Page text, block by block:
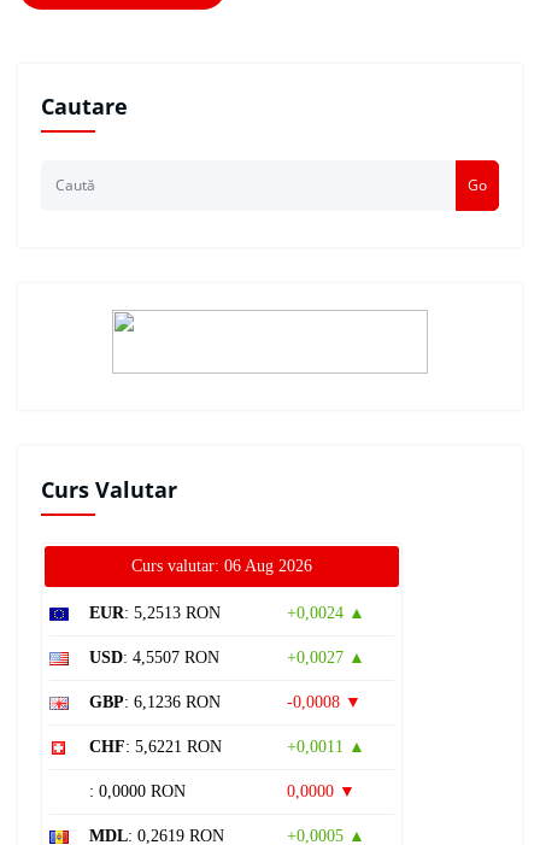
Cautare
Go
Curs Valutar
Curs valutar: 06 Aug 2026
EUR: 5,2513 RON +0,0024 ▲
USD: 4,5507 RON +0,0027 ▲
GBP: 6,1236 RON -0,0008 ▼
CHF: 5,6221 RON +0,0011 ▲
: 0,0000 RON 0,0000 ▼
MDL: 0,2619 RON +0,0005 ▲